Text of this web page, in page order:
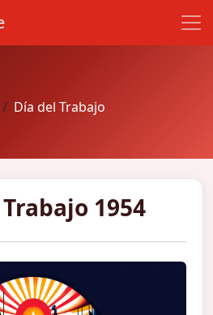
Día del Trabajo
1954